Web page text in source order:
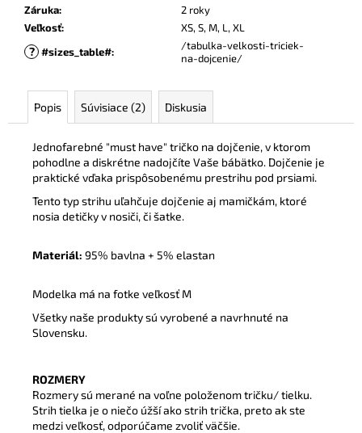
Záruka:
2 roky
Veľkosť: XS, S, M, L, XL
? #sizes_table#:
/tabulka-velkosti-triciek-
na-dojcenie/
Popis Súvisiace (2) Diskusia
Jednofarebné "must have" tričko na dojčenie, v ktorom
pohodlne a diskrétne nadojčíte Vaše bábätko. Dojčenie je
praktické vďaka prispôsobenému prestrihu pod prsiami.
Tento typ strihu uľahčuje dojčenie aj mamičkám, ktoré
nosia detičky v nosiči, či šatke.
Materiál: 95% bavlna + 5% elastan
Modelka má na fotke veľkosť M
Všetky naše produkty sú vyrobené a navrhnuté na
Slovensku.
ROZMERY
Rozmery sú merané na voľne položenom tričku/ tielku.
Strih tielka je o niečo úžší ako strih trička, preto ak ste
medzi veľkosť, odporúčame zvoliť väčšie.